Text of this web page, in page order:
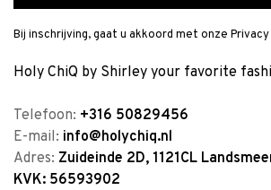
Bij inschrijving, gaat u akkoord met onze Privacy
Holy ChiQ by Shirley your favorite
Telefoon: +316 50829456
E-mail: info@holychiq.nl
Adres: Zuideinde 2D, 1121CL
KVK: 56593902